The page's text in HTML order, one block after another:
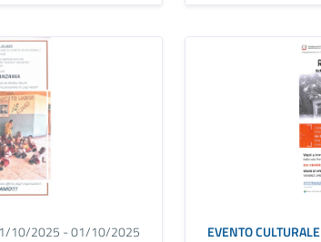
10/2025 - 01/10/2025 EVENTO CULTURALE